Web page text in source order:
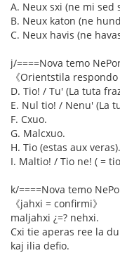
A. Neux sxi (ne mi sed
B. Neux katon (ne
C. Neux havis (ne
j/====Nova temo
《Orientstila
D. Tio! / Tu' (La tuta
E. Nul tio! / Nenu' (La
F. Cxuo.
G. Malcxuo.
H. Tio (estas aux veras).
I. Maltio! / Tio ne! ( =
k/====Nova temo
《jahxi = confirmi》
maljahxi ¿=? nehxi.
Cxi tie aperas ree la
kaj ilia defio.